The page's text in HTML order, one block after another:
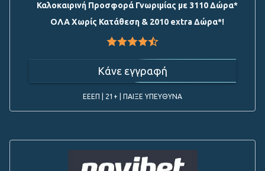
Καλοκαιρινή Προσφορά Γνωριμίας με 3110 Δώρα*
ΟΛΑ Χωρίς Κατάθεση & 2010 extra Δώρα*!
Κάνε εγγραφή
ΕΕΕΠ | 21+ | ΠΑΙΞΕ ΥΠΕΥΘΥΝΑ